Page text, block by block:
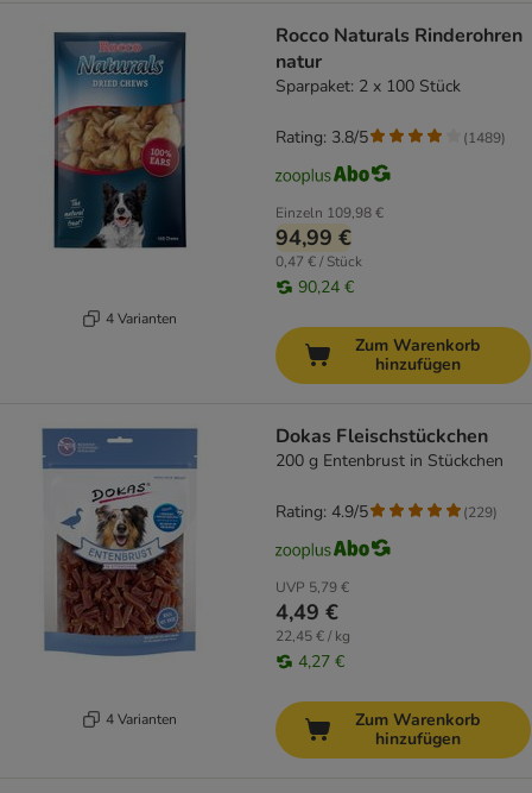
4 Varianten
Rocco Naturals Rinderohren
natur
Sparpaket: 2 x 100 Stück
Einzeln 109,98 €
94,99 €
0,47 € / Stück
90,24 €
Rating: 3.8/5 (1489)
Zum Warenkorb
hinzufügen
4 Varianten
Dokas Fleischstückchen
200 g Entenbrust in Stückchen
UVP 5,79 €
4,49 €
22,45 € / kg
4,27 €
Rating: 4.9/5 (229)
Zum Warenkorb
hinzufügen